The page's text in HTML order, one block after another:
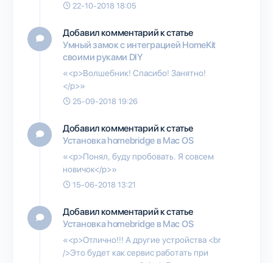
22-10-2018 18:05
Добавил комментарий к статье
Умный замок с интеграцией HomeKit
своими руками DIY
«<p>Волшебник! Спасибо! Занятно!
</p>»
25-09-2018 19:26
Добавил комментарий к статье
Установка homebridge в Mac OS
«<p>Понял, буду пробовать. Я совсем
новичок</p>»
15-06-2018 13:21
Добавил комментарий к статье
Установка homebridge в Mac OS
«<p>Отлично!!! А другие устройства <br
/>Это будет как сервис работать при